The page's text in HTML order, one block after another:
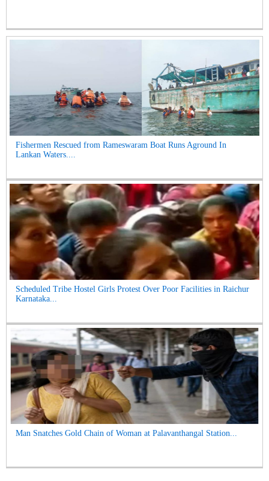
Fishermen Rescued from Rameswaram Boat Runs Aground In
Lankan Waters....
Scheduled Tribe Hostel Girls Protest Over Poor Facilities in Raichur
Karnataka...
Man Snatches Gold Chain of Woman at Palavanthangal Station...